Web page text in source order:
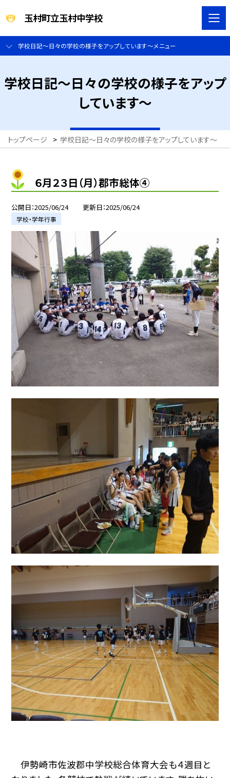
玉村町立玉村中学校
学校日記～日々の学校の様子をアップしています～メニュー
学校日記～日々の学校の様子をアップ
しています～
トップページ > 学校日記～日々の学校の様子をアップしています～
６月２３日（月）郡市総体④
公開日 2025/06/24 更新日 2025/06/24
学校・学年行事
伊勢崎市佐波郡中学校総合体育大会も４週目と